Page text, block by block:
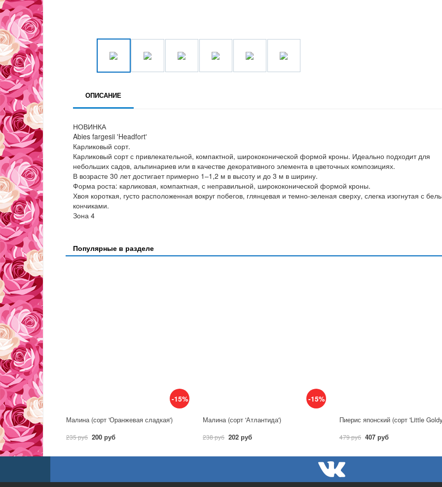
ОПИСАНИЕ
НОВИНКА
Abies fargesii 'Headfort'
Карликовый сорт.
Карликовый сорт с привлекательной, компактной, ширококонической формой кроны. Идеально подходит для
небольших садов, альпинариев или в качестве декоративного элемента в цветочных композициях.
В возрасте 30 лет достигает примерно 1–1,2 м в высоту и до 3 м в ширину.
Форма роста: карликовая, компактная, с неправильной, ширококонической формой кроны.
Хвоя короткая, густо расположенная вокруг побегов, глянцевая и темно-зеленая сверху, слегка изогнутая с
кончиками.
Зона 4
Популярные в разделе
-15%
Малина (сорт 'Оранжевая сладкая')
235 руб 200 руб
-15%
Малина (сорт 'Атлантида')
238 руб 202 руб
Пиерис японский (сорт 'Little
479 руб 407 руб